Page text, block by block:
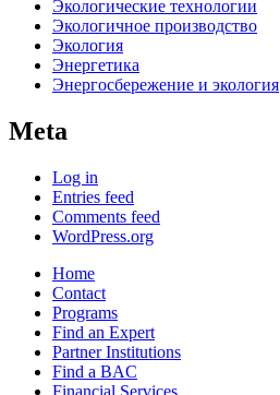
Экологические технологии
Экологичное производство
Экология
Энергетика
Энергосбережение и экология
Meta
Log in
Entries feed
Comments feed
WordPress.org
Home
Contact
Programs
Find an Expert
Partner Institutions
Find a BAC